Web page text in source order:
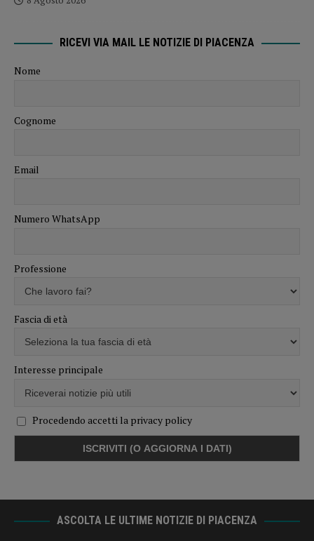
RICEVI VIA MAIL LE NOTIZIE DI PIACENZA
Nome
Cognome
Email
Numero WhatsApp
Professione
Fascia di età
Interesse principale
Procedendo accetti la privacy policy
ASCOLTA LE ULTIME NOTIZIE DI PIACENZA